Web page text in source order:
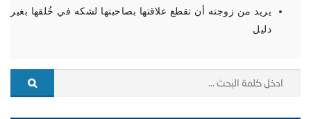
يريد من زوجته أن تقطع علاقتها بصاحبتها لشكه في خُلقها بغير
دليل